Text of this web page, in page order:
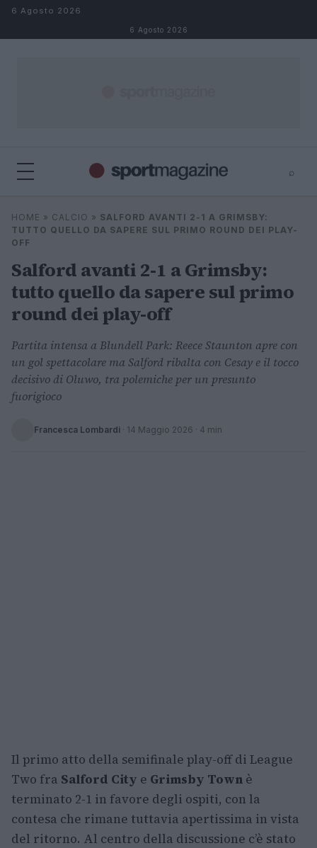
Salta al contenuto
6 Agosto 2026
6 Agosto 2026
⌕
Cerca
HOME » CALCIO » SALFORD AVANTI 2-1 A GRIMSBY:
TUTTO QUELLO DA SAPERE SUL PRIMO ROUND DEI PLAY-
OFF
Salford avanti 2-1 a Grimsby:
tutto quello da sapere sul primo
round dei play-off
Partita intensa a Blundell Park: Reece Staunton apre con
un gol spettacolare ma Salford ribalta con Cesay e il tocco
decisivo di Oluwo, tra polemiche per un presunto
fuorigioco
Francesca Lombardi · 14 Maggio 2026 · 4 min
Il primo atto della semifinale play-off di League
Two fra Salford City e Grimsby Town è
terminato 2-1 in favore degli ospiti, con la
contesa che rimane tuttavia apertissima in vista
del ritorno. Al centro della discussione c’è stato